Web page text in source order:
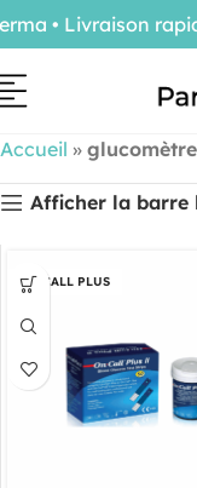
Accueil »
Afficher la barre
ON CALL PLUS
• Livraison